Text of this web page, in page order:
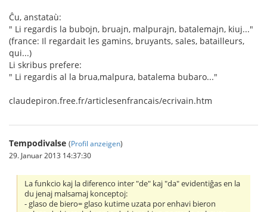
Ĉu, anstataù:
" Li regardis la bubojn, bruajn, malpurajn, batalemajn, kiuj..."
(france: Il regardait les gamins, bruyants, sales, batailleurs,
qui...)
Li skribus prefere:
" Li regardis al la brua,malpura, batalema bubaro..."
claudepiron.free.fr/articlesenfrancais/ecrivain.htm
Tempodivalse (Profil anzeigen)
29. Januar 2013 14:37:30
La funkcio kaj la diferenco inter "de" kaj "da" evidentiĝas en la
du jenaj malsamaj konceptoj:
- glaso de biero= glaso kutime uzata por enhavi bieron